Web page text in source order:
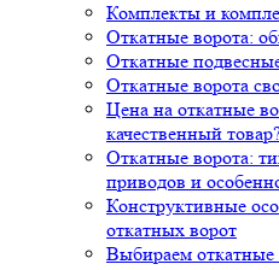
Комплекты и
Откатные ворота:
Откатные
Откатные ворота
Цена на откатные
качественный
Откатные ворота:
приводов и
Конструктивные
откатных ворот
Выбираем откатные